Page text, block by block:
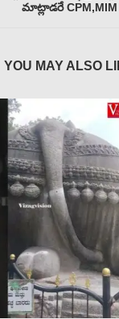
మాట్లాడరే CPM,MIM
YOU MAY ALSO